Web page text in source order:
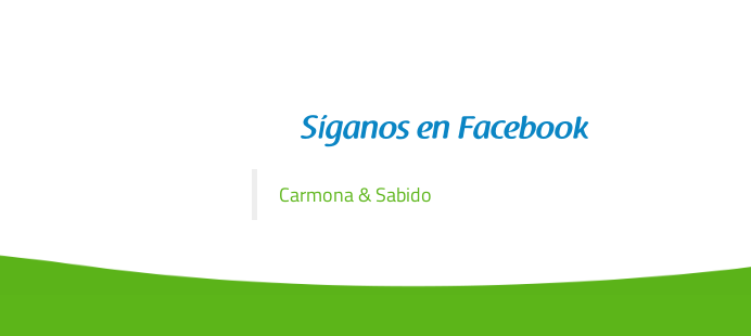
Síganos en Facebook
Carmona & Sabido